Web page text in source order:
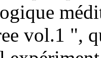
vol.1 ",